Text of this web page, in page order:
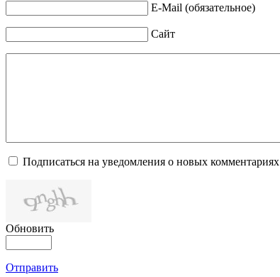
E-Mail (обязательное)
Сайт
Подписаться на уведомления о новых комментариях
Обновить
Отправить